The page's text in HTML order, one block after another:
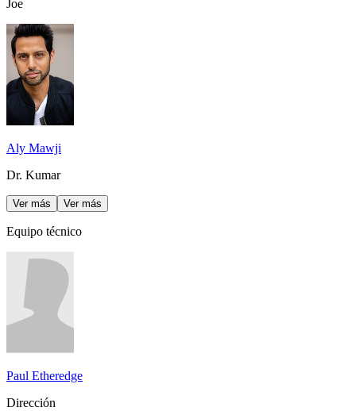
Joe
Aly Mawji
Dr. Kumar
Ver más Ver más
Equipo técnico
Paul Etheredge
Dirección